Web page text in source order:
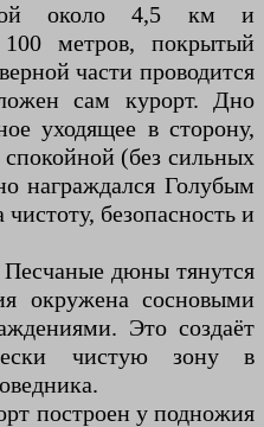
около 4,5 км и
метров, покрытый
части проводится
сам курорт. Дно
уходящее в сторону,
(без сильных
награждался Голубым
безопасность и
дюны тянутся
окружена сосновыми
Это создаёт
чистую зону в
построен у подножия